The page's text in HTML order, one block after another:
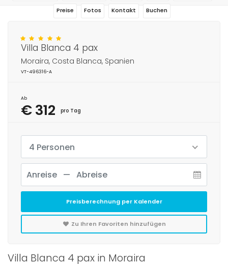
Preise Fotos Kontakt Buchen
Villa Blanca 4 pax in Moraira
Villa Blanca 4 pax
Moraira, Costa Blanca, Spanien
VT-496316-A
Ab
€ 312 pro Tag
4 Personen
Preisberechnung per Kalender
Zu Ihren Favoriten hinzufügen